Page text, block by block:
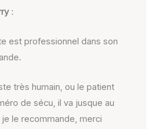
:
est professionnel dans son
très humain, ou le patient
de sécu, il va jusque au
le recommande, merci